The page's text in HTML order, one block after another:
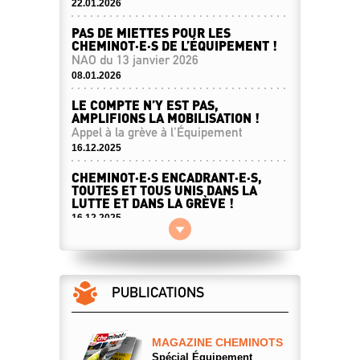
22.01.2026
PAS DE MIETTES POUR LES
CHEMINOT·E·S DE L’ÉQUIPEMENT !
NAO du 13 janvier 2026
08.01.2026
LE COMPTE N’Y EST PAS,
AMPLIFIONS LA MOBILISATION !
Appel à la grève à l'Équipement
16.12.2025
CHEMINOT·E·S ENCADRANT·E·S,
TOUTES ET TOUS UNIS DANS LA
LUTTE ET DANS LA GRÈVE !
16.12.2025
UN CONFLIT QUI COMPTE !
SEG
09.12.2025
MOUVEMENT DE GRÈVE SEG :
Info Luttes
26.11.2025
PUBLICATIONS
MAGAZINE CHEMINOTS
Spécial Équipement